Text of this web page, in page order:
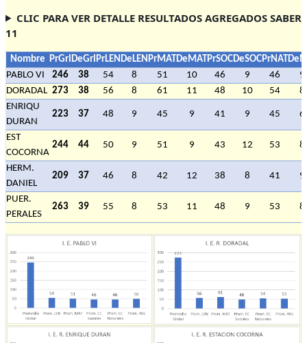
CLIC PARA VER DETALLE RESULTADOS AGREGADOS SABER
11
Nombre PrGrl DeGrl PrLEN DeLEN PrMATDeMATPrSOCDeSOCPrNAT
PABLO VI
246 38 54 8 51 10 46 9 46
9
DORADAL 273 38 56 8 61 11 48 10 54
8
ENRIQU
DURAN
223 37 48 9 45 9 41 9 45 6
EST
COCORNA
244 44 50 9 51 9 43 12 53 8
HERM.
DANIEL
209 37 46 8 42 12 38 8 41 9
PUER.
PERALES
263 39 55 8 53 11 48 9 53 8